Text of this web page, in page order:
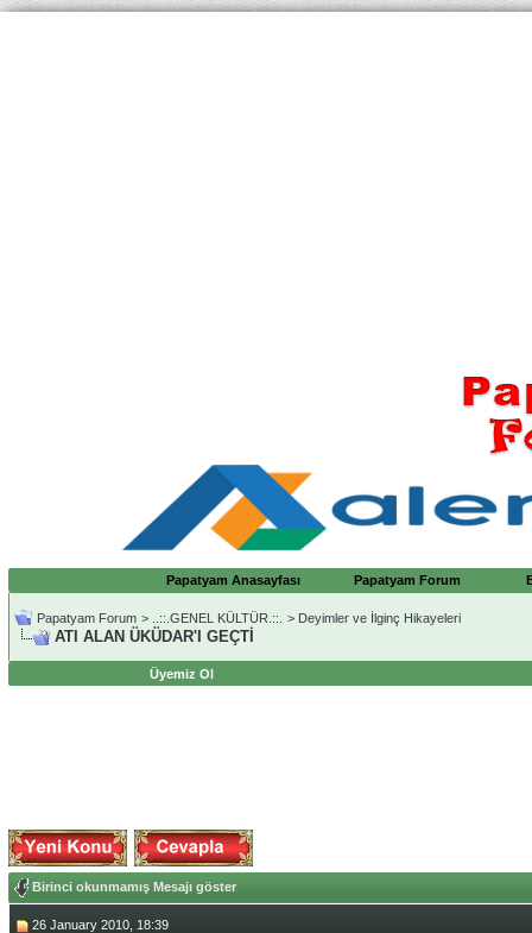
Papatyam Anasayfası Papatyam Forum
Papatyam Forum > ..::.GENEL KÜLTÜR.::. > Deyimler ve İlginç Hikayeleri
ATI ALAN ÜKÜDAR'I GEÇTİ
Üyemiz Ol
Birinci okunmamış Mesajı göster
26 January 2010, 18:39